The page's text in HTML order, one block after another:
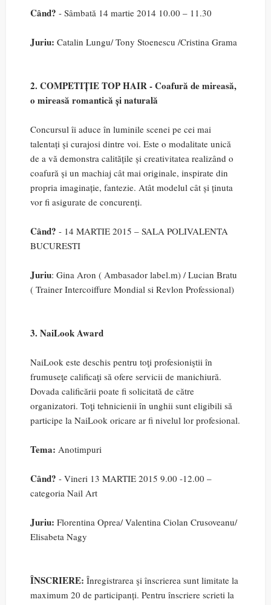
Când? - Sâmbată 14 martie 2014 10.00 – 11.30
Juriu: Catalin Lungu/ Tony Stoenescu /Cristina Grama
2. COMPETIȚIE TOP HAIR - Coafură de mireasă,
o mireasă romantică și naturală
Concursul îi aduce în luminile scenei pe cei mai
talentați și curajosi dintre voi. Este o modalitate unică
de a vă demonstra calitățile și creativitatea realizând o
coafură și un machiaj cât mai originale, inspirate din
propria imaginație, fantezie. Atât modelul cât și ținuta
vor fi asigurate de concurenți.
Când? - 14 MARTIE 2015 – SALA POLIVALENTA
BUCURESTI
Juriu: Gina Aron ( Ambasador label.m) / Lucian Bratu
( Trainer Intercoiffure Mondial si Revlon Professional)
3. NaiLook Award
NaiLook este deschis pentru toţi profesioniştii în
frumuseţe calificaţi să ofere servicii de manichiură.
Dovada calificării poate fi solicitată de către
organizatori. Toţi tehnicienii în unghii sunt eligibili să
participe la NaiLook oricare ar fi nivelul lor profesional.
Tema: Anotimpuri
Când? - Vineri 13 MARTIE 2015 9.00 -12.00 –
categoria Nail Art
Juriu: Florentina Oprea/ Valentina Ciolan Crusoveanu/
Elisabeta Nagy
ÎNSCRIERE: Înregistrarea şi înscrierea sunt limitate la
maximum 20 de participanți. Pentru înscriere scrieti la